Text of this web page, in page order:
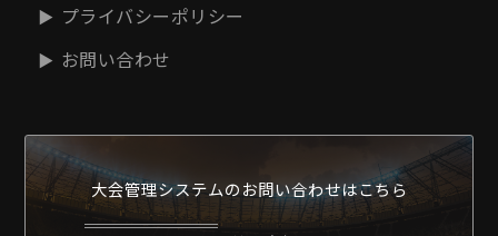
プライバシーポリシー
お問い合わせ
大会管理システムのお問い合わせはこちら